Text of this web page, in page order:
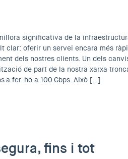
significativa de la
clar: oferir un servei encara més
dels nostres clients. Un dels
de part de la nostra xarxa
a fer-ho a 100 Gbps. Això […]
fins i tot